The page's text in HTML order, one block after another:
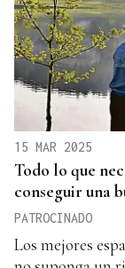
15 MAR 2025
Todo lo que
conseguir una
PATROCINADO
Los mejores